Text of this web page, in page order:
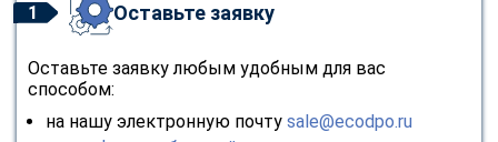
1 Оставьте заявку
Оставьте заявку любым удобным для вас
способом:
на нашу электронную почту sale@ecodpo.ru